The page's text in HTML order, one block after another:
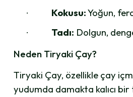
· Kokusu:Yoğun,
· Tadı: Dolgun,
Neden Tiryaki Çay?
Tiryaki Çay, özellikle çay
yudumda damakta kalıcı